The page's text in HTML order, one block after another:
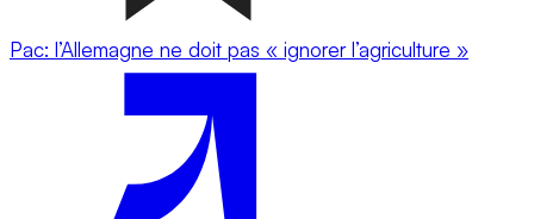
Pac: l’Allemagne ne doit pas « ignorer l’agriculture »